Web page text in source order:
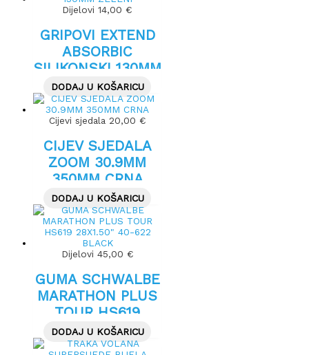
Dijelovi 14,00 €
GRIPOVI EXTEND
ABSORBIC
SILIKONSKI 130MM
ZELENI
DODAJ U KOŠARICU
Cijevi sjedala 20,00 €
CIJEV SJEDALA
ZOOM 30.9MM
350MM CRNA
DODAJ U KOŠARICU
Dijelovi 45,00 €
GUMA SCHWALBE
MARATHON PLUS
TOUR HS619
28X1.50″ 40-622
BLACK
DODAJ U KOŠARICU